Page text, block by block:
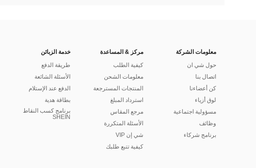
معلومات الشركة
حول شي ان
اتصال بنا
كن أعضاءنا
لوق أزياء
مسؤولية اجتماعية
وظائف
برنامج شركاء
مركز & المساعدة
كيفية الطلب
معلومات الشحن
المنتجات المسترجعة
استرداد المبلغ
مرجع المقاس
الأسئلة المتكررة
شي إن VIP
كيفية تتبع طلبك
خدمة الزبائن
طريقة الدفع
الأسئلة الشائعة
الدفع عند الإستلام
بطاقة هدية
برنامج كسب النقاط
SHEIN